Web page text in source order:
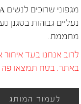
מגפוני שרוכים לנשים NIDO ELLA של El Naturalista.
נעליים גבוהות בסגנן
מחממת.
לרוב אנחנו בעד
באתר. בטח תמצאו
לעמוד המותג